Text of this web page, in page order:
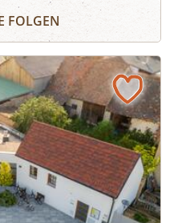
Standard-Touren
aber auch gerne
und wir organisieren
passende:n
gerne eine:n
eine:n Bergführer:in
Bei schwierigen
sollten Sie sich
Tour mit einem/r
FOLGEN